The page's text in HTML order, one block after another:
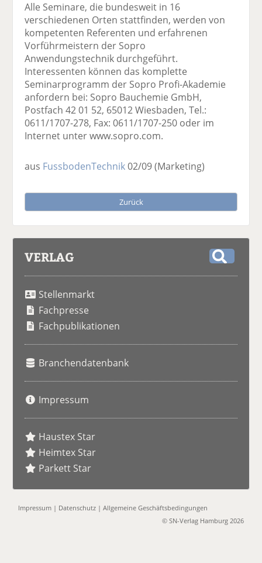
Alle Seminare, die bundesweit in 16
verschiedenen Orten stattfinden, werden von
kompetenten Referenten und erfahrenen
Vorführmeistern der Sopro
Anwendungstechnik durchgeführt.
Interessenten können das komplette
Seminarprogramm der Sopro Profi-Akademie
anfordern bei: Sopro Bauchemie GmbH,
Postfach 42 01 52, 65012 Wiesbaden, Tel.:
0611/1707-278, Fax: 0611/1707-250 oder im
Internet unter www.sopro.com.
aus FussbodenTechnik02/09(Marketing)
Zurück
VERLAG
Stellenmarkt
Fachpresse
Fachpublikationen
Branchendatenbank
Impressum
Haustex Star
Heimtex Star
Parkett Star
Impressum | Datenschutz |Allgemeine Geschäftsbedingungen
© SN-Verlag Hamburg 2026